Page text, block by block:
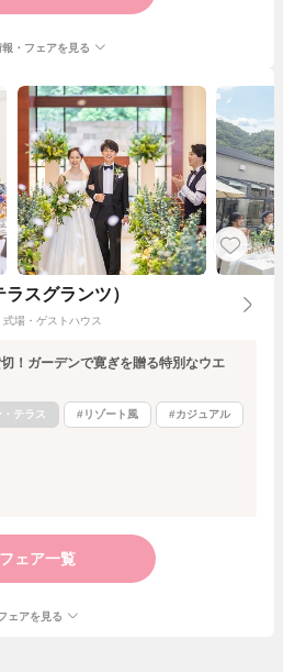
・フェアを見る
スグランツ）
場・ゲストハウス
！ガーデンで寛ぎを贈る特別なウエ
テラス #リゾート風 #カジュアル
フェア一覧
ェアを見る